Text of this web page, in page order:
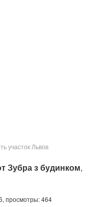
участок Львов
Зубра з будинком,
просмотры: 464